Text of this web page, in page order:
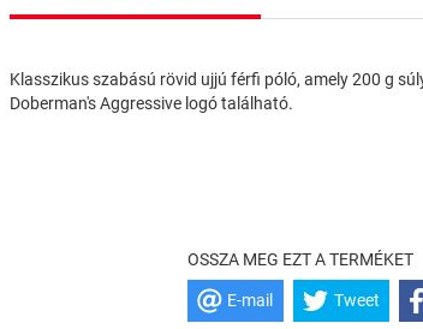
Klasszikus szabású rövid ujjú férfi póló, amely 200 g
Doberman's Aggressive logó található.
OSSZA MEG EZT A TERMÉKET
E-mail Tweet